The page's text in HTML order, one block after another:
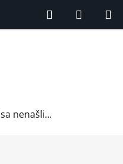
Hľadať
KOŠÍK
sa nenašli...